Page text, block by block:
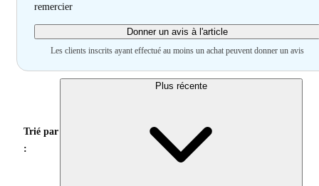
remercier
Donner un avis à l'article
Les clients inscrits ayant effectué au moins un achat peuvent donner un avis
Trié par
:
Plus récente